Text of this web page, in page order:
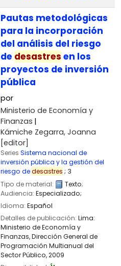
Pautas metodológicas
para la incorporación
del análisis del riesgo
de desastres en los
proyectos de inversión
pública
por
Ministerio de Economía y
Finanzas
Kámiche Zegarra, Joanna
[editor]
Series Sistema nacional de
inversión pública y la gestión del
riesgo dedesastres ; 3
Tipo de material:
Texto;
Audiencia: Especializado;
Idioma: Español
Detalles de publicación: Lima:
Ministerio de Economía y
Finanzas, Dirección General de
Programación Multianual del
Sector Público,2009